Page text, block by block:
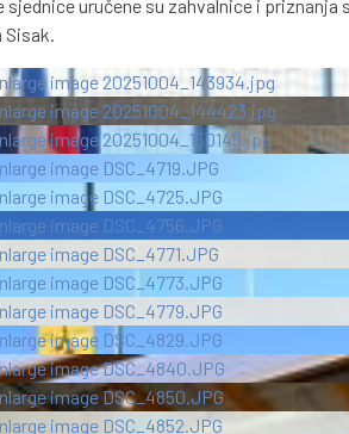
uručene su zahvalnice i priznanja